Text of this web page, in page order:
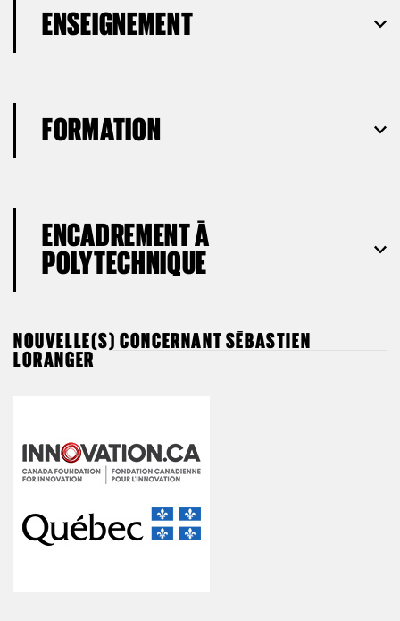
ENSEIGNEMENT
FORMATION
ENCADREMENT À
POLYTECHNIQUE
NOUVELLE(S) CONCERNANT SÉBASTIEN
LORANGER